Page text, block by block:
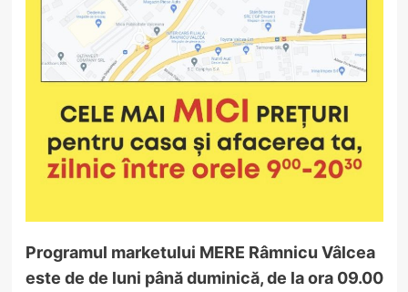
Programul marketului MERE Râmnicu Vâlcea
este de de luni până duminică, de la ora 09.00